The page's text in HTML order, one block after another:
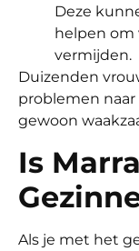
Deze
helpen
vermijden.
Duizenden
problemen
gewoon
Is
Als je met het